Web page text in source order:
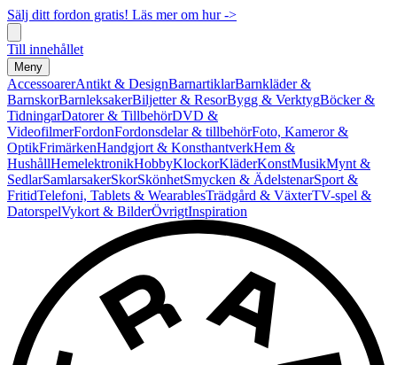
Sälj ditt fordon gratis! Läs mer om hur ->
Till innehållet
Meny
AccessoarerAntikt & DesignBarnartiklarBarnkläder &
BarnskorBarnleksakerBiljetter & ResorBygg & VerktygBöcker &
TidningarDatorer & TillbehörDVD &
VideofilmerFordonFordonsdelar & tillbehörFoto, Kameror &
OptikFrimärkenHandgjort & KonsthantverkHem &
HushållHemelektronikHobbyKlockorKläderKonstMusikMynt &
SedlarSamlarsakerSkorSkönhetSmycken & ÄdelstenarSport &
FritidTelefoni, Tablets & WearablesTrädgård & VäxterTV-spel &
DatorspelVykort & BilderÖvrigtInspiration